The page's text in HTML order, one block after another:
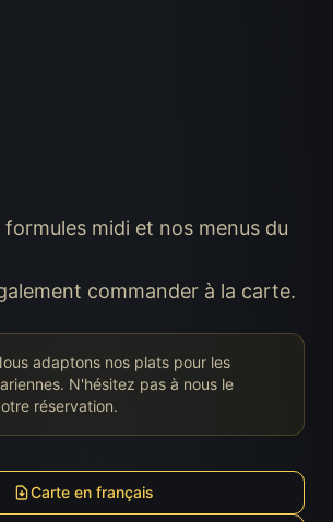
midi et nos menus du
commander à la carte.
adaptons nos plats pour les
N'hésitez pas à nous le
réservation.
Carte en français